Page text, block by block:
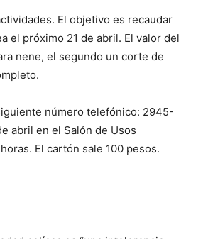
El objetivo es recaudar
el próximo 21 de abril. El valor del
nene, el segundo un corte de
número telefónico: 2945-
abril en el Salón de Usos
El cartón sale 100 pesos.